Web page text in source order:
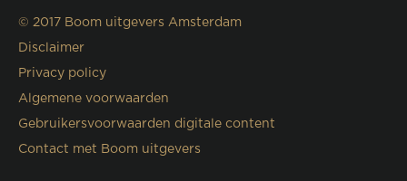
© 2017 Boom uitgevers Amsterdam
Disclaimer
Privacy policy
Algemene voorwaarden
Gebruikersvoorwaarden digitale content
Contact met Boom uitgevers